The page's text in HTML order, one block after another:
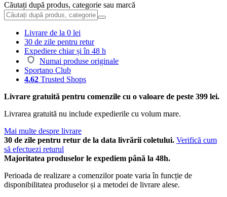
Căutați după produs, categorie sau marcă
Livrare de la 0 lei
30 de zile pentru retur
Expediere chiar și în 48 h
Numai produse originale
Sportano Club
4.62 Trusted Shops
Livrare gratuită pentru comenzile cu o valoare de peste 399 lei.
Livrarea gratuită nu include expedierile cu volum mare.
Mai multe despre livrare
30 de zile pentru retur de la data livrării coletului. Verifică cum
să efectuezi returul
Majoritatea produselor le expediem până la 48h.
Perioada de realizare a comenzilor poate varia în funcție de
disponibilitatea produselor și a metodei de livrare alese.